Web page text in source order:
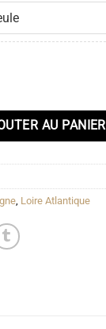
prix :
19.90€
- Pays de la Loire
AU PANIER
, Loire Atlantique